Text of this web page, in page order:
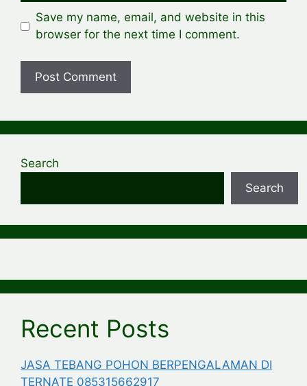
Save my name, email, and website in this
browser for the next time I comment.
Search
Search
Recent Posts
JASA TEBANG POHON BERPENGALAMAN DI
TERNATE 085315662917